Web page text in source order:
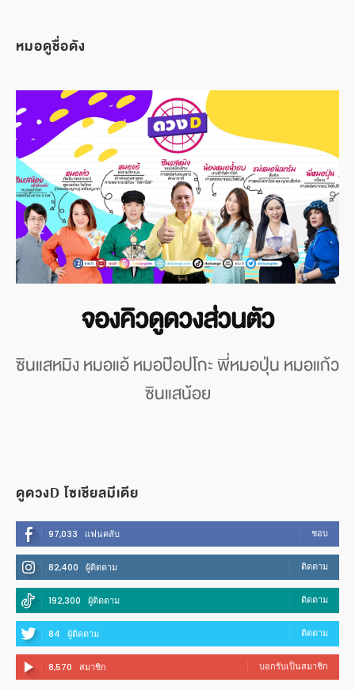
หมอดูชื่อดัง
จองคิวดูดวงส่วนตัว
ซินแสหมิง หมอแอ้ หมอป๊อปโกะ พี่หมอปุ่น หมอแก้ว
ซินแสน้อย
ดูดวงD โซเชียลมีเดีย
97,033 แฟนคลับ ชอบ
82,400 ผู้ติดตาม ติดตาม
192,300 ผู้ติดตาม ติดตาม
84 ผู้ติดตาม ติดตาม
8,570 สมาชิก บอกรับเป็นสมาชิก